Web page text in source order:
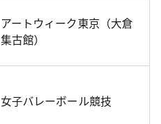
アートウィーク東京（大倉
集古館）
女子バレーボール競技